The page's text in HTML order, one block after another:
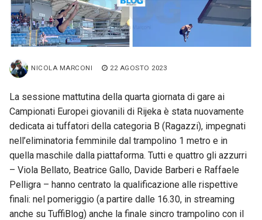
NICOLA MARCONI 22 AGOSTO 2023
La sessione mattutina della quarta giornata di gare ai
Campionati Europei giovanili di Rijeka è stata nuovamente
dedicata ai tuffatori della categoria B (Ragazzi), impegnati
nell’eliminatoria femminile dal trampolino 1 metro e in
quella maschile dalla piattaforma. Tutti e quattro gli azzurri
– Viola Bellato, Beatrice Gallo, Davide Barberi e Raffaele
Pelligra – hanno centrato la qualificazione alle rispettive
finali: nel pomeriggio (a partire dalle 16.30, in streaming
anche su TuffiBlog) anche la finale sincro trampolino con il